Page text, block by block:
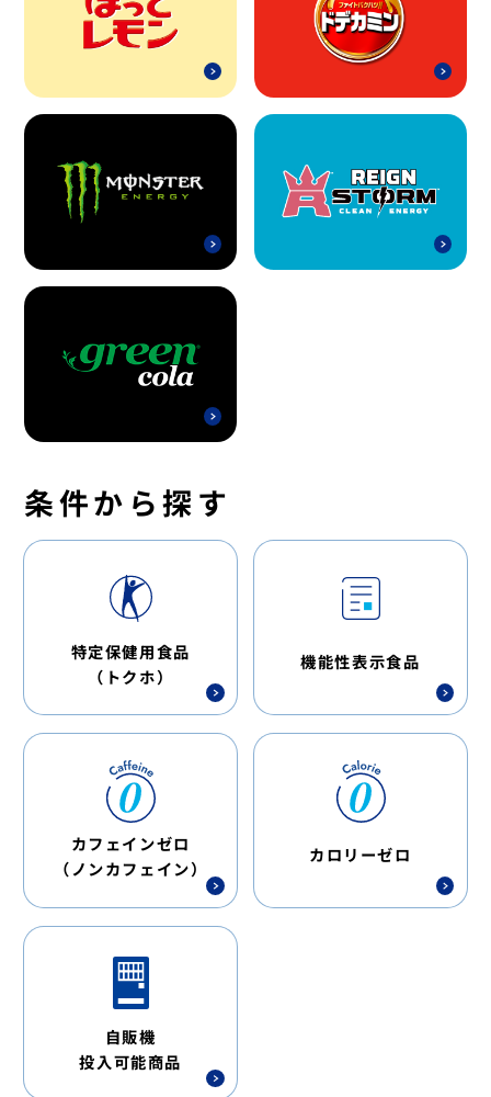
条件から探す
特定保健用食品
（トクホ）
機能性表示食品
カフェインゼロ
（ノンカフェイン）
カロリーゼロ
自販機
投入可能商品